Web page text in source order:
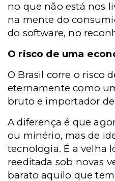
no que não está nos
na mente do
do software, no
O risco de uma
O Brasil corre o risco
eternamente como
bruto e importador
A diferença é que
ou minério, mas de
tecnologia. É a velha
reeditada sob novas
barato aquilo que